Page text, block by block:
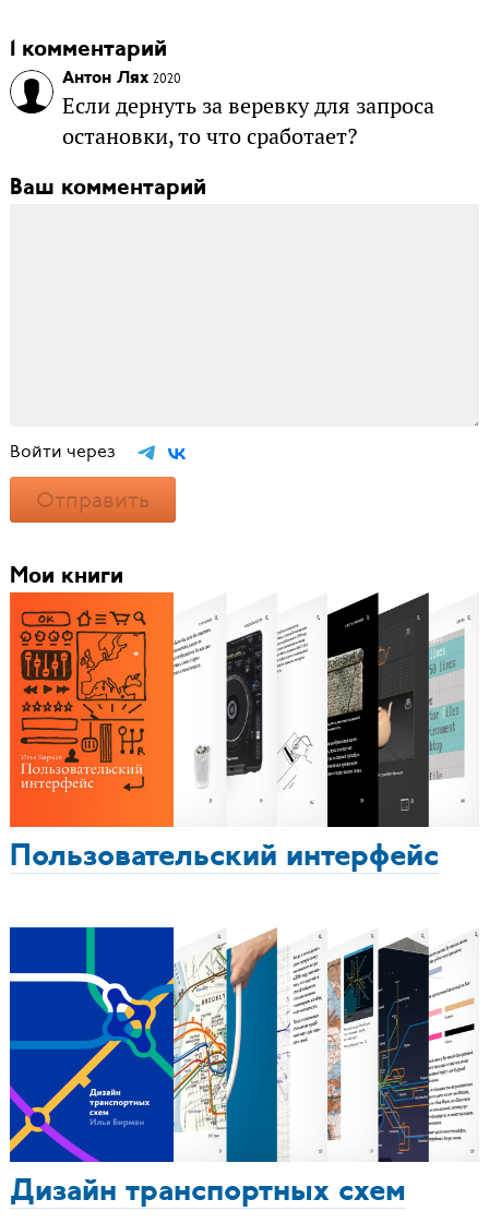
1 комментарий
Антон Лях 2020
Если дернуть за веревку для запроса
остановки, то что сработает?
Ваш комментарий
Войти через
Отправить
Мои книги
Пользовательский интерфейс
Дизайн транспортных схем